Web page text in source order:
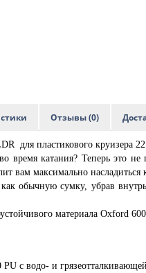
Отзывы (0)
для пластикового круизера
время катания? Теперь это
вам максимально насладиться
обычную сумку, убрав
материала Oxford
с водо- и